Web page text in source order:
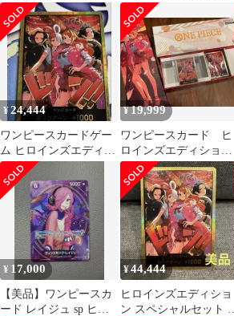
ワンピースカード ス
ペシャル
インズエディション
¥24,444
ワンピースカードゲー
ム ヒロインズエディシ
ョン 金ドン1枚
¥19,999
ワンピースカード ヒ
ロインズエディショ
ン 金ドン1枚 スリー
ブ ボックス
¥ 17,000
【美品】ワンピースカ
ード レイジュ sp ヒロ
¥44,444
ヒロインズエディショ
ン スペシャルセット 金